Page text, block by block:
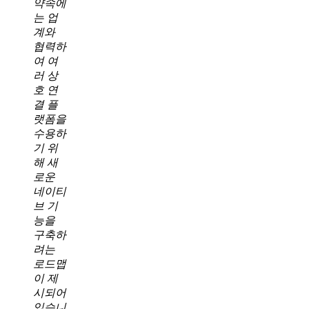
약속에
는 업
계와
협력하
여 여
러 상
호 연
결 플
랫폼을
수용하
기 위
해 새
로운
네이티
브 기
능을
구축하
려는
로드맵
이 제
시되어